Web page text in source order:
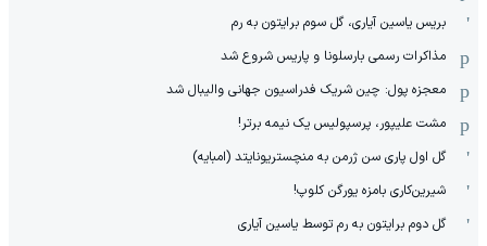
بریس یاسین آیاری، گل سوم برایتون به رم
مذاکرات رسمی بارسلونا و پاریس شروع شد
معجزه پول: چین شریک فدراسیون جهانی والیبال شد
مشت علیپور، پرسپولیس یک نیمه برتر!
گل اول پاری سن ژرمن به منچستریونایتد (امبایه)
شیرین‌کاری بامزه یورگن کلوپ!
گل دوم برایتون به رم توسط یاسین آیاری